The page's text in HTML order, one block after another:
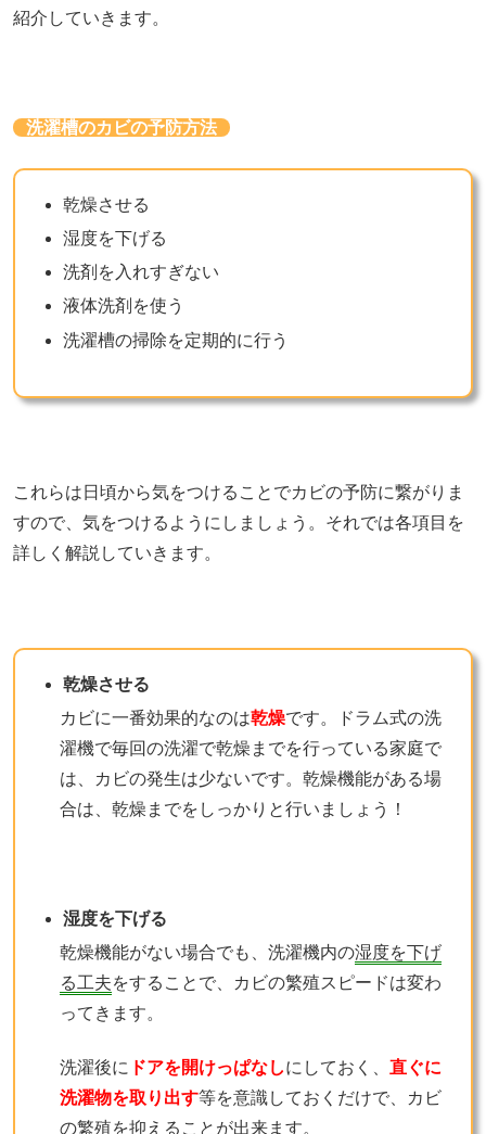
紹介していきます。
洗濯槽のカビの予防方法
乾燥させる
湿度を下げる
洗剤を入れすぎない
液体洗剤を使う
洗濯槽の掃除を定期的に行う
これらは日頃から気をつけることでカビの予防に繋がりま
すので、気をつけるようにしましょう。それでは各項目を
詳しく解説していきます。
乾燥させる
カビに一番効果的なのは乾燥です。ドラム式の洗
濯機で毎回の洗濯で乾燥までを行っている家庭で
は、カビの発生は少ないです。乾燥機能がある場
合は、乾燥までをしっかりと行いましょう！
湿度を下げる
乾燥機能がない場合でも、洗濯機内の湿度を下げ
る工夫をすることで、カビの繁殖スピードは変わ
ってきます。
洗濯後に ドアを開けっぱなしにしておく、 直ぐに
洗濯物を取り出す等を意識しておくだけで、カビ
の繁殖を抑えることが出来ます。